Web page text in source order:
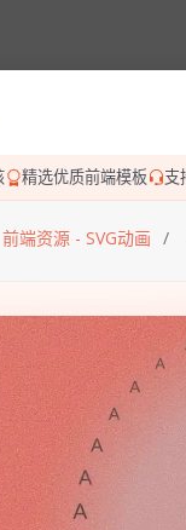
精选优质前端模板 支
前端资源 - SVG动画